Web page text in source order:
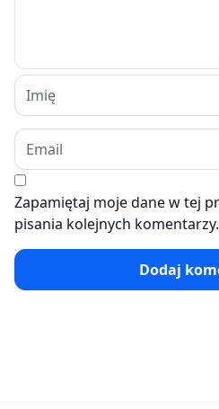
Zapamiętaj moje dane w tej
pisania kolejnych komentarzy.
Dodaj